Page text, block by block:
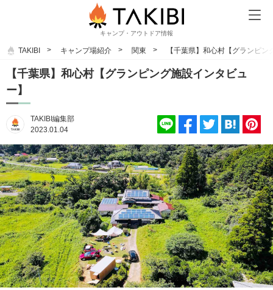
キャンプ・アウトドア情報
TAKIBI キャンプ場紹介 関東 【千葉県】和心村【グランピ
【千葉県】和心村【グランピング施設インタビュ
ー】
TAKIBI編集部
2023.01.04